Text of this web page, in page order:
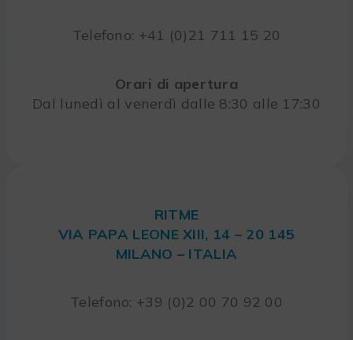
Telefono: +41 (0)21 711 15 20
Orari di apertura
Dal lunedì al venerdì dalle 8:30 alle 17:30
RITME
VIA PAPA LEONE XIII, 14 – 20 145
MILANO – ITALIA
Telefono: +39 (0)2 00 70 92 00